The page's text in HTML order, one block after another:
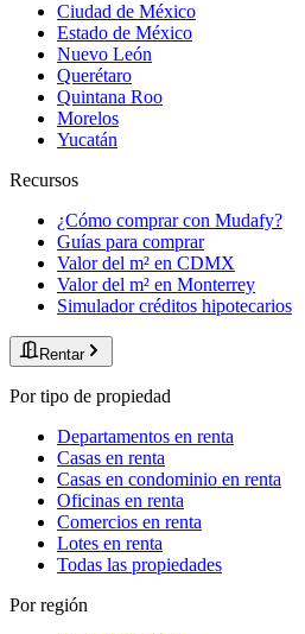
Ciudad de México
Estado de México
Nuevo León
Querétaro
Quintana Roo
Morelos
Yucatán
Recursos
¿Cómo comprar con Mudafy?
Guías para comprar
Valor del m² en CDMX
Valor del m² en Monterrey
Simulador créditos hipotecarios
Rentar
Por tipo de propiedad
Departamentos en renta
Casas en renta
Casas en condominio en renta
Oficinas en renta
Comercios en renta
Lotes en renta
Todas las propiedades
Por región